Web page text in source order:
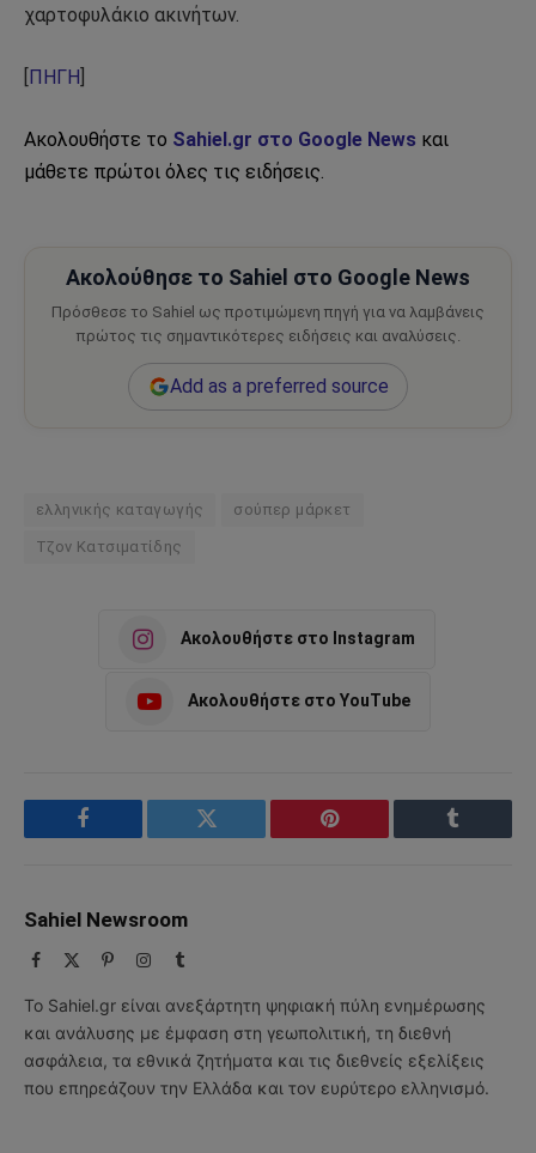
χαρτοφυλάκιο ακινήτων.
ΠΗΓΗ
Ακολουθήστε το Sahiel.gr στο Google News και
μάθετε πρώτοι όλες τις ειδήσεις.
Ακολούθησε το Sahiel στο Google News
Πρόσθεσε το Sahiel ως προτιμώμενη πηγή για να λαμβάνεις
πρώτος τις σημαντικότερες ειδήσεις και αναλύσεις.
Add as a preferred source
ελληνικής καταγωγής σούπερ μάρκετ
Τζον Κατσιματίδης
Ακολουθήστε στο Instagram
Ακολουθήστε στο YouTube
Facebook Twitter Pinterest Tumblr
Sahiel Newsroom
Facebook PinterestInstagram
Tumblr
Το Sahiel.gr είναι ανεξάρτητη ψηφιακή πύλη ενημέρωσης
και ανάλυσης με έμφαση στη γεωπολιτική, τη διεθνή
ασφάλεια, τα εθνικά ζητήματα και τις διεθνείς εξελίξεις
που επηρεάζουν την Ελλάδα και τον ευρύτερο ελληνισμό.